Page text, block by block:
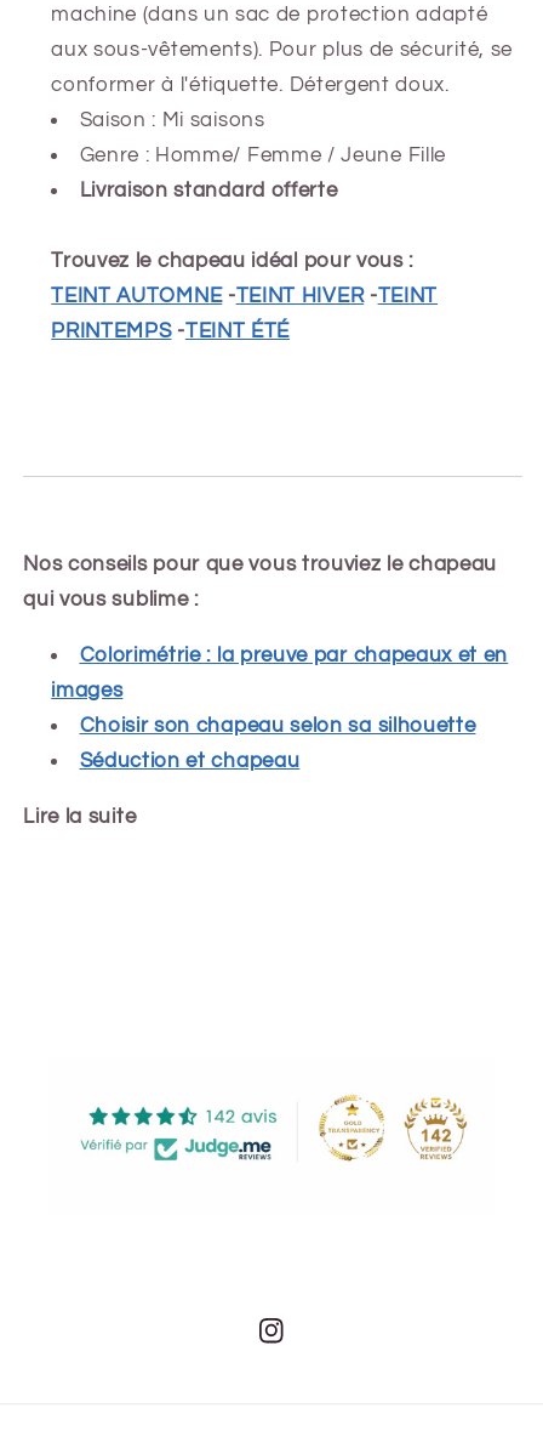
machine (dans un sac de protection adapté
aux sous-vêtements). Pour plus de sécurité, se
conformer à l'étiquette. Détergent doux.
Saison : Mi saisons
Genre : Homme/ Femme / Jeune Fille
Livraison standard offerte
Trouvez le chapeau idéal pour vous :
TEINT AUTOMNE-TEINT HIVER-TEINT
PRINTEMPS-TEINT ÉTÉ
Nos conseils pour que vous trouviez le chapeau
qui vous sublime :
Colorimétrie : la preuve par chapeaux et en
images
Choisir son chapeau selon sa silhouette
Séduction et chapeau
Lire la suite
Instagram